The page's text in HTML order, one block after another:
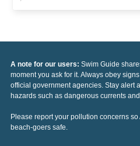
A note for our users: Swim Guide
moment you ask for it. Always obey
official government agencies. Stay alert
hazards such as dangerous currents
Please report your pollution concerns
beach-goers safe.